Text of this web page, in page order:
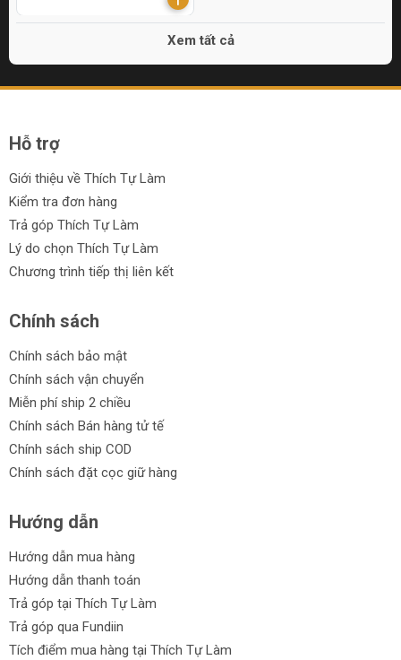
Xem tất cả
Hỗ trợ
Giới thiệu về Thích Tự Làm
Kiểm tra đơn hàng
Trả góp Thích Tự Làm
Lý do chọn Thích Tự Làm
Chương trình tiếp thị liên kết
Chính sách
Chính sách bảo mật
Chính sách vận chuyển
Miễn phí ship 2 chiều
Chính sách Bán hàng tử tế
Chính sách ship COD
Chính sách đặt cọc giữ hàng
Hướng dẫn
Hướng dẫn mua hàng
Hướng dẫn thanh toán
Trả góp tại Thích Tự Làm
Trả góp qua Fundiin
Tích điểm mua hàng tại Thích Tự Làm